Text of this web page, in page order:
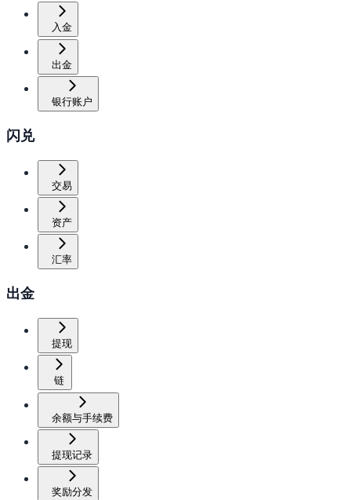
入金
出金
银行账户
闪兑
交易
资产
汇率
出金
提现
链
余额与手续费
提现记录
奖励分发